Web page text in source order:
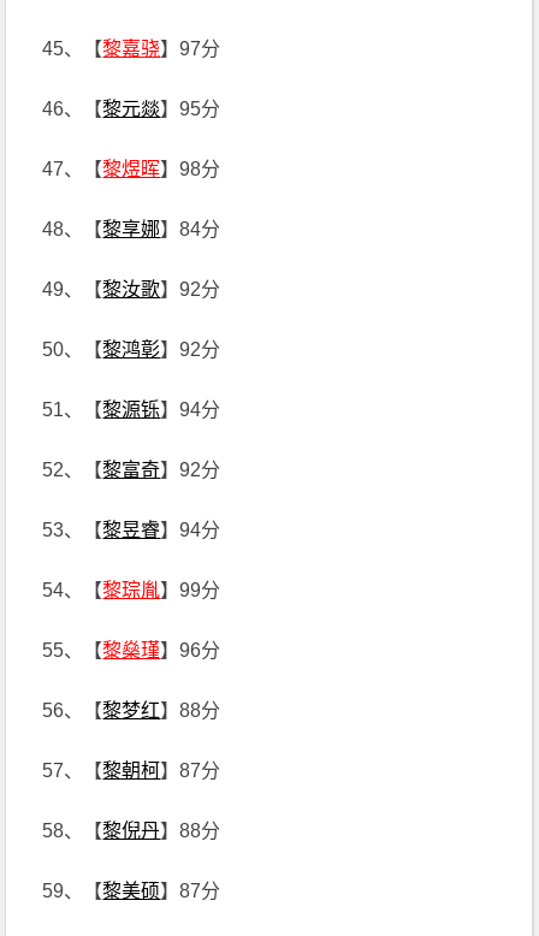
45、【黎嘉骁】97分
46、【黎元燚】95分
47、【黎煜晖】98分
48、【黎享娜】84分
49、【黎汝歌】92分
50、【黎鸿彰】92分
51、【黎源铄】94分
52、【黎富奇】92分
53、【黎昱睿】94分
54、【黎琮胤】99分
55、【黎燊瑾】96分
56、【黎梦红】88分
57、【黎朝柯】87分
58、【黎倪丹】88分
59、【黎美硕】87分